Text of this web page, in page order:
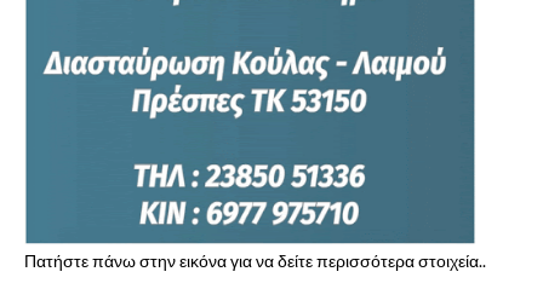
Πατήστε πάνω στην εικόνα για να δείτε περισσότερα στοιχεία..